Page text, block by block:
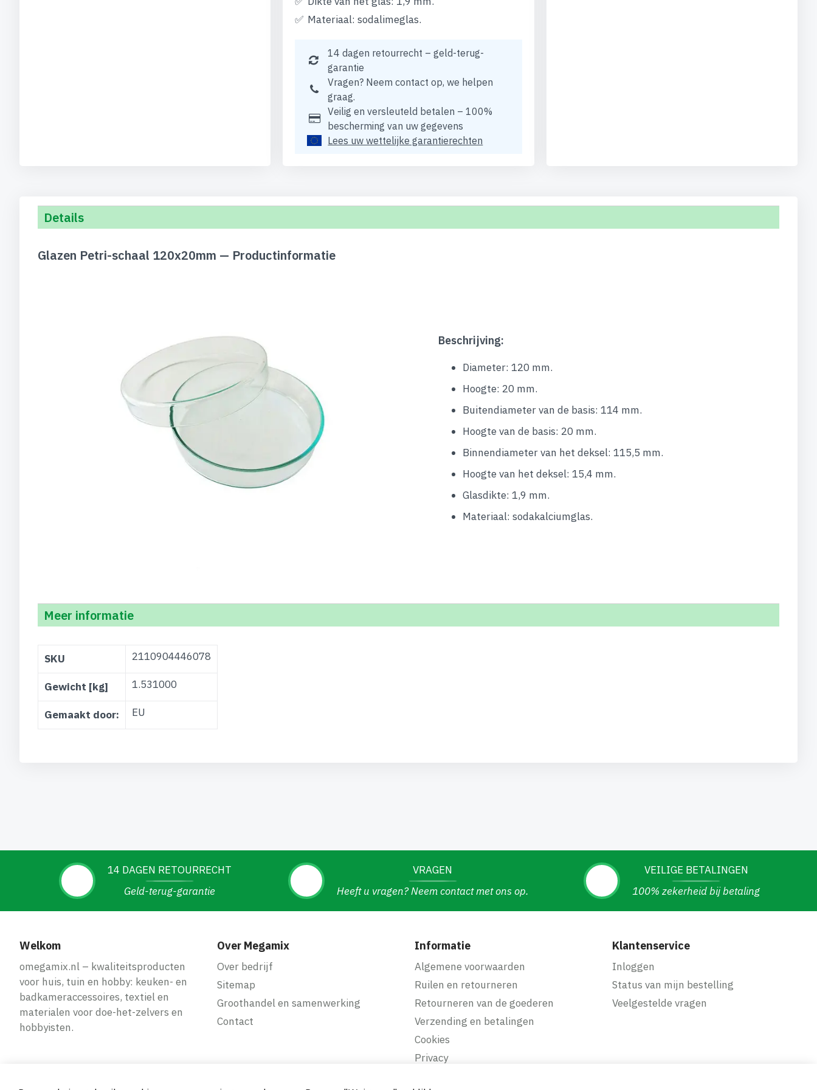
Materiaal: sodalimeglas.
14 dagen retourrecht – geld-terug-
garantie
Vragen? Neem contact op, we helpen
graag.
Veilig en versleuteld betalen – 100%
bescherming van uw gegevens
Lees uw wettelijke garantierechten
Details
Glazen Petri-schaal 120x20mm — Productinformatie
Beschrijving:
Diameter: 120 mm.
Hoogte: 20 mm.
Buitendiameter van de basis: 114 mm.
Hoogte van de basis: 20 mm.
Binnendiameter van het deksel: 115,5 mm.
Hoogte van het deksel: 15,4 mm.
Glasdikte: 1,9 mm.
Materiaal: sodakalciumglas.
Meer informatie
Meer
informatie
SKU 2110904446078
Gewicht [kg] 1.531000
Gemaakt door: EU
14 DAGEN RETOURRECHT
Geld-terug-garantie
VRAGEN
Heeft u vragen? Neem contact met ons op.
VEILIGE BETALINGEN
100% zekerheid bij betaling
Welkom
omegamix.nl – kwaliteitsproducten
voor huis, tuin en hobby: keuken- en
badkameraccessoires, textiel en
materialen voor doe-het-zelvers en
hobbyisten.
Over Megamix
Over bedrijf
Sitemap
Groothandel en samenwerking
Contact
Informatie
Algemene voorwaarden
Ruilen en retourneren
Retourneren van de goederen
Verzending en betalingen
Cookies
Privacy
Klantenservice
Inloggen
Status van mijn bestelling
Veelgestelde vragen